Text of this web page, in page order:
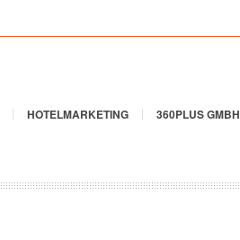
HOTELMARKETING 360PLUS GMBH